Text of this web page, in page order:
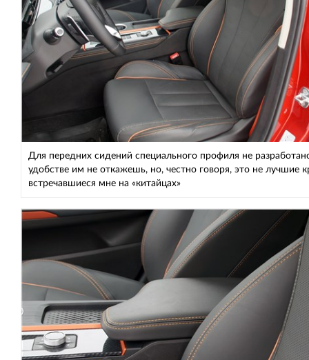
Для передних сидений специального профиля не
удобстве им не откажешь, но, честно говоря, это не лучшие
встречавшиеся мне на «китайцах»